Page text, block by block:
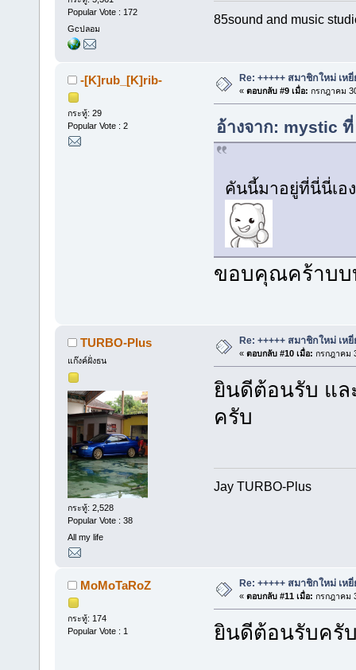
Popular Vote : 172
Gcปลอม
85sound and music
-[K]rub_[K]rib-
กระทู้: 29
Popular Vote : 2
Re: +++++ สมาชิกใหม่ เห
« ตอบกลับ #9 เมื่อ: กรกฎาคม
อ้างจาก: mystic
คันนี้มาอยู่ที่นี่นี่เอ
ขอบคุณคร้าบบ
TURBO-Plus
แก๊งค์ฝั่งธน
กระทู้: 2,528
Popular Vote : 38
All my life
Re: +++++ สมาชิกใหม่ เห
« ตอบกลับ #10 เมื่อ: กรกฎาคม
ยินดีต้อนรับ แล
ครับ
Jay TURBO-Plus
MoMoTaRoZ
กระทู้: 174
Popular Vote : 1
Re: +++++ สมาชิกใหม่ เห
« ตอบกลับ #11 เมื่อ: กรกฎาคม
ยินดีต้อนรับครั